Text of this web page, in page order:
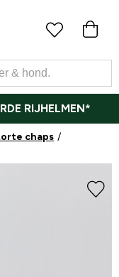
RIJHELMEN*
chaps